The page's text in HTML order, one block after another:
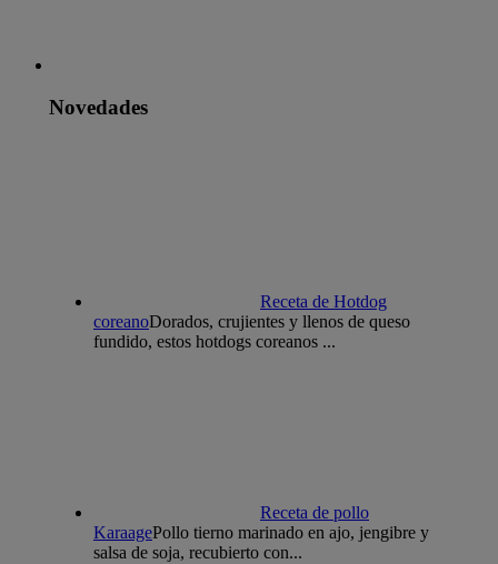
Novedades
Receta de Hotdog
coreanoDorados, crujientes y llenos de queso
fundido, estos hotdogs coreanos ...
Receta de pollo
KaraagePollo tierno marinado en ajo, jengibre y
salsa de soja, recubierto con...